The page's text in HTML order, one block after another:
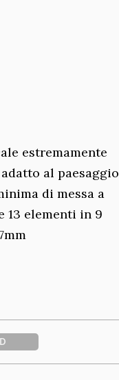
estremamente
al paesaggio
di messa a
13 elementi in 9